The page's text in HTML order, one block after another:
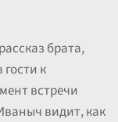
брата,
к
встречи
видит, как